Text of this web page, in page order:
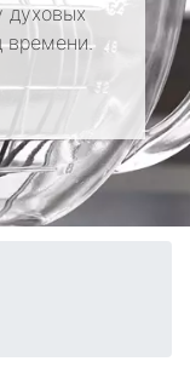
духовых
времени.